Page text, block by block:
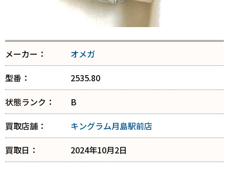
メーカー：
オメガ
型番：
2535.80
状態ランク：
B
買取店舗：
キングラム月島駅前店
買取日：
2024年10月2日